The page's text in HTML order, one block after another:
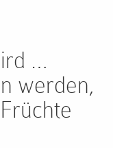
…
werden,